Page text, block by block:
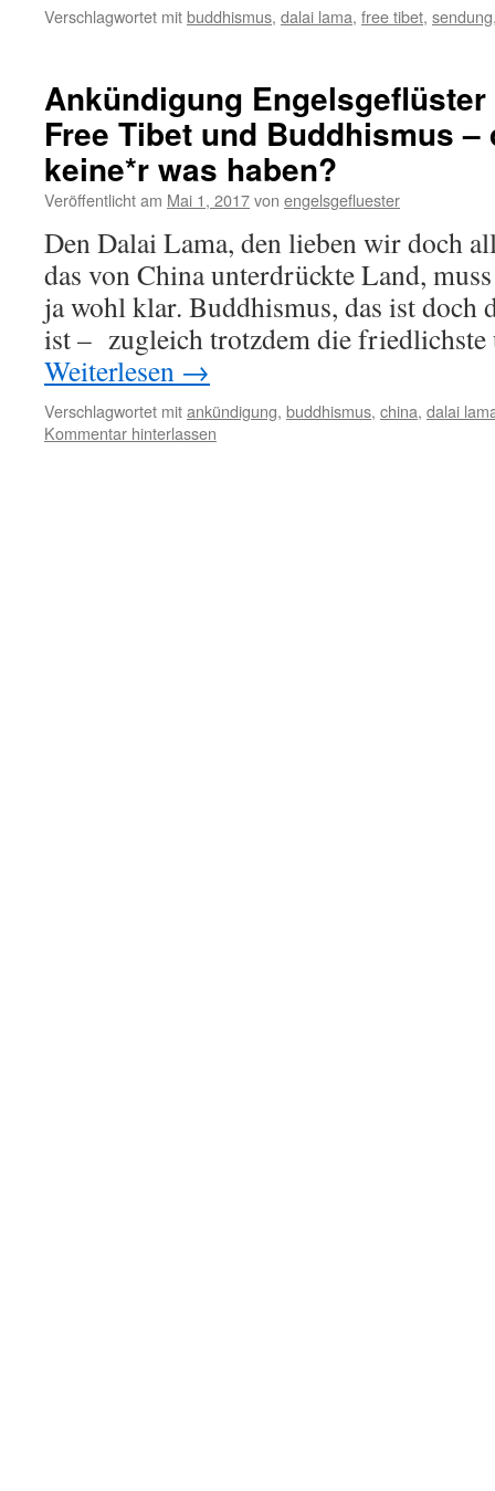
Verschlagwortet mitbuddhismus, dalai lama, free tibet, sendung
Ankündigung Engelsgeflüster
Free Tibet und Buddhismus
keine*r was haben?
Veröffentlicht am Mai 1, 2017von engelsgefluester
Den Dalai Lama, den lieben wir doch
das von China unterdrückte Land,
ja wohl klar. Buddhismus, das ist doch
ist – zugleich trotzdem die
Weiterlesen →
Verschlagwortet mitankündigung, buddhismus, china, dalai
Kommentar hinterlassen